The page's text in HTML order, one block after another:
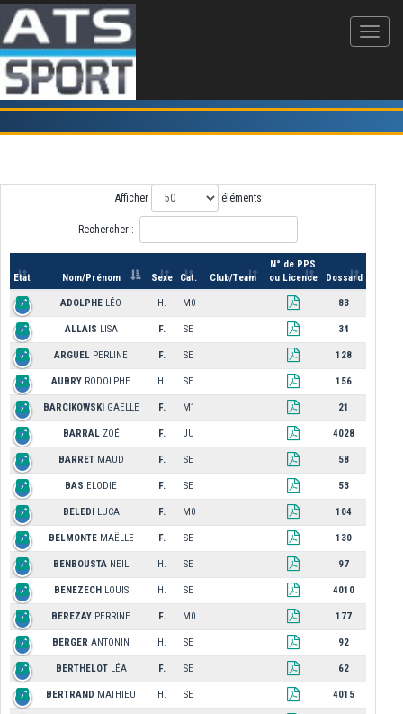
Inscription sur l'épreuve 20 km de MONTPELLIER
Afficher éléments
Rechercher :
Etat Nom/Prénom Sexe Cat. Club/Team
N° de PPS
ou Licence
Dossard
ADOLPHE LÉO H. M0 83
ALLAIS LISA F. SE 34
ARGUEL PERLINE F. SE 128
AUBRY RODOLPHE H. SE 156
BARCIKOWSKI GAELLE F. M1 21
BARRALZOÉ F. JU 4028
BARRETMAUD F. SE 58
BAS ELODIE F. SE 53
BELEDI LUCA F. M0 104
BELMONTEMAËLLE F. SE 130
BENBOUSTA NEIL H. SE 97
BENEZECH LOUIS H. SE 4010
BEREZAY PERRINE F. M0 177
BERGER ANTONIN H. SE 92
BERTHELOTLÉA F. SE 62
BERTRAND MATHIEU H. SE 4015